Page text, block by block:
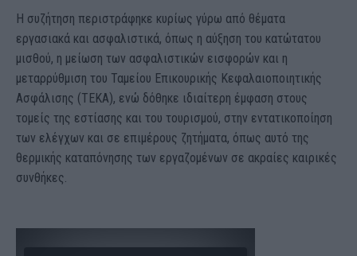
Η συζήτηση περιστράφηκε κυρίως γύρω από θέματα
εργασιακά και ασφαλιστικά, όπως η αύξηση του κατώτατου
μισθού, η μείωση των ασφαλιστικών εισφορών και η
μεταρρύθμιση του Ταμείου Επικουρικής Κεφαλαιοποιητικής
Ασφάλισης (ΤΕΚΑ), ενώ δόθηκε ιδιαίτερη έμφαση στους
τομείς της εστίασης και του τουρισμού, στην εντατικοποίηση
των ελέγχων και σε επιμέρους ζητήματα, όπως αυτό της
θερμικής καταπόνησης των εργαζομένων σε ακραίες καιρικές
συνθήκες.